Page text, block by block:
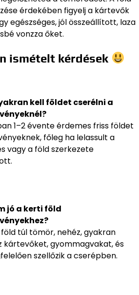
érdekében figyelj a kártevők
egészséges, jól összeállított, laza
vonzza őket.
ismételt kérdések
kell földet cserélni a
1–2 évente érdemes friss földet
főleg ha lelassult a
vagy a föld szerkezete
jó a kerti föld
túl tömör, nehéz, gyakran
kártevőket, gyommagvakat, és
szellőzik a cserépben.